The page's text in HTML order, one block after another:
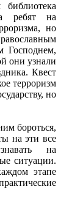
библиотека
ребят на
но
Господнем,
они узнали
Квест
терроризм
но
бороться,
на эти все
на
ситуации.
этапе